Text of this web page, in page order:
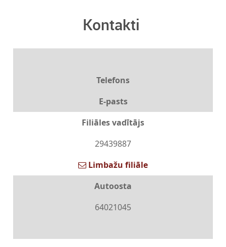
Kontakti
Telefons
E-pasts
Filiāles vadītājs
29439887
Limbažu filiāle
Autoosta
64021045